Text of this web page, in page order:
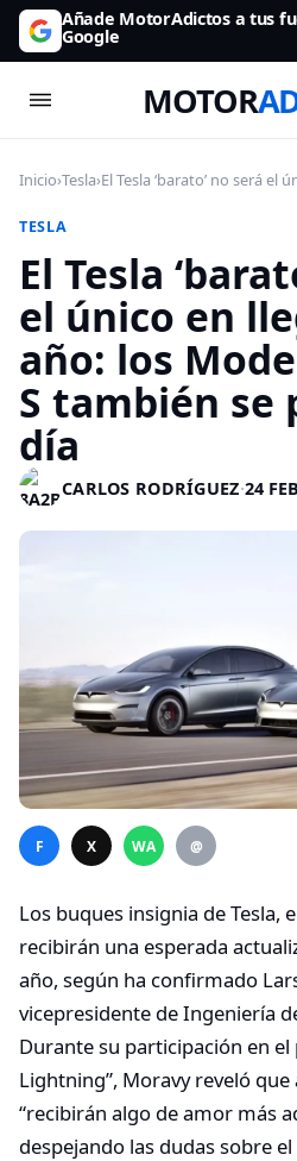
Añade MotorAdictos a tus
Google
MOTOR
Inicio›Tesla›El Tesla ‘barato’ no será el
TESLA
El Tesla
el único en
año: los
S también se
día
CARLOS RODRÍGUEZ·24
F X WA @
Los buques insignia de Tesla,
recibirán una esperada
año, según ha confirmado
vicepresidente de Ingeniería
Durante su participación en el
Lightning”, Moravy reveló
“recibirán algo de amor más
despejando las dudas sobre